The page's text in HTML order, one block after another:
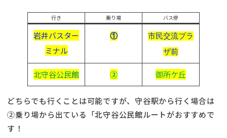
行き 乗り場 バス停
岩井バスター
ミナル
①
市民交流プラ
ザ前
北守谷公民館 ② 御所ケ丘
どちらでも行くことは可能ですが、守谷駅から行く場合は
②乗り場から出ている「北守谷公民館ルートがおすすめで
す！